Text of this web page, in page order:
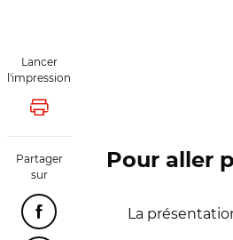
Lancer
l'impression
Lancer l'impression
Partager
sur
Partager cette page sur
Pour aller
La